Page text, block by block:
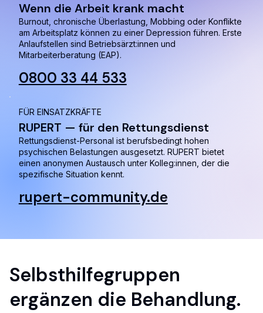
Wenn die Arbeit krank macht
Burnout, chronische Überlastung, Mobbing oder Konflikte
am Arbeitsplatz können zu einer Depression führen. Erste
Anlaufstellen sind Betriebsärzt:innen und
Mitarbeiterberatung (EAP).
0800 33 44 533
FÜR EINSATZKRÄFTE
RUPERT — für den Rettungsdienst
Rettungsdienst-Personal ist berufsbedingt hohen
psychischen Belastungen ausgesetzt. RUPERT bietet
einen anonymen Austausch unter Kolleg:innen, der die
spezifische Situation kennt.
rupert-community.de
Selbsthilfegruppen
ergänzen die Behandlung.